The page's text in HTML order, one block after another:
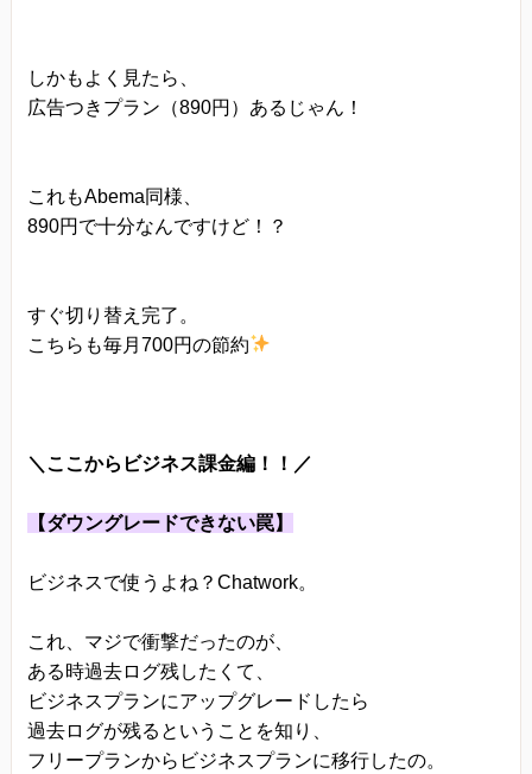
しかもよく見たら、
広告つきプラン（890円）あるじゃん！
これもAbema同様、
890円で十分なんですけど！？
すぐ切り替え完了。
こちらも毎月700円の節約
＼ここからビジネス課金編！！／
【ダウングレードできない罠】
ビジネスで使うよね？Chatwork。
これ、マジで衝撃だったのが、
ある時過去ログ残したくて、
ビジネスプランにアップグレードしたら
過去ログが残るということを知り、
フリープランからビジネスプランに移行したの。